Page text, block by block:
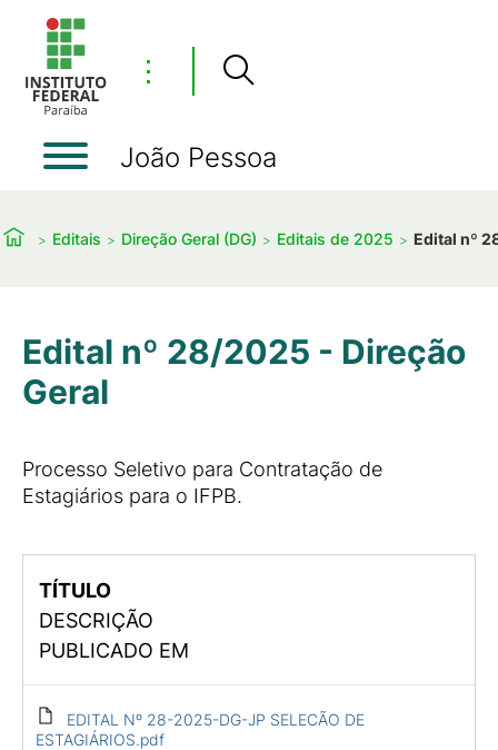
⋮
João Pessoa
Editais Direção Geral (DG) Editais de 2025 Edital nº
Edital nº 28/2025 - Direção
Geral
Processo Seletivo para Contratação de
Estagiários para o IFPB.
TÍTULO
DESCRIÇÃO
PUBLICADO EM
EDITAL Nº 28-2025-DG-JP SELECÃO DE
ESTAGIÁRIOS.pdf